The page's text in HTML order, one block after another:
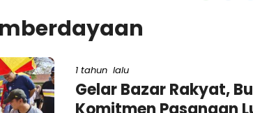
1 tahun lalu
Gelar Bazar Rakyat,